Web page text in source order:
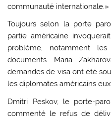
communauté internationale.»
Toujours selon la porte
partie américaine
problème, notamment
documents. Maria
demandes de visa ont été
les diplomates américains
Dmitri Peskov, le porte-
commenté le refus de